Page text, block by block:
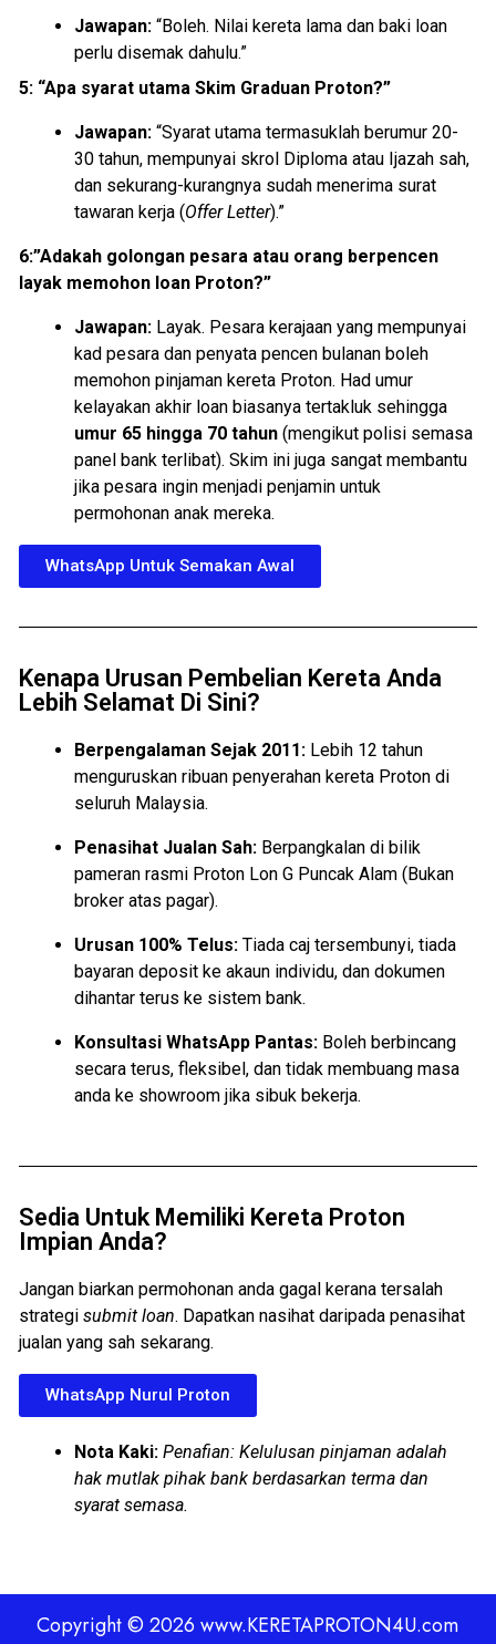
Jawapan:“Boleh. Nilai kereta lama dan baki loan
perlu disemak dahulu.”
5: “Apa syarat utama Skim Graduan Proton?”
Jawapan:“Syarat utama termasuklah berumur 20-
30 tahun, mempunyai skrol Diploma atau Ijazah sah,
dan sekurang-kurangnya sudah menerima surat
tawaran kerja (Offer Letter).”
6:”Adakah golongan pesara atau orang berpencen
layak memohon loan Proton?”
Jawapan:Layak. Pesara kerajaan yang mempunyai
kad pesara dan penyata pencen bulanan boleh
memohon pinjaman kereta Proton. Had umur
kelayakan akhir loan biasanya tertakluk sehingga
umur 65 hingga 70 tahun(mengikut polisi semasa
panel bank terlibat). Skim ini juga sangat membantu
jika pesara ingin menjadi penjamin untuk
permohonan anak mereka.
WhatsApp Untuk Semakan Awal
Kenapa Urusan Pembelian Kereta Anda
Lebih Selamat Di Sini?
Berpengalaman Sejak 2011:Lebih 12 tahun
menguruskan ribuan penyerahan kereta Proton di
seluruh Malaysia.
Penasihat Jualan Sah:Berpangkalan di bilik
pameran rasmi Proton Lon G Puncak Alam (Bukan
broker atas pagar).
Urusan 100% Telus:Tiada caj tersembunyi, tiada
bayaran deposit ke akaun individu, dan dokumen
dihantar terus ke sistem bank.
Konsultasi WhatsApp Pantas:Boleh berbincang
secara terus, fleksibel, dan tidak membuang masa
anda ke showroom jika sibuk bekerja.
Sedia Untuk Memiliki Kereta Proton
Impian Anda?
Jangan biarkan permohonan anda gagal kerana tersalah
strategi submit loan. Dapatkan nasihat daripada penasihat
jualan yang sah sekarang.
WhatsApp Nurul Proton
Nota Kaki: Penafian: Kelulusan pinjaman adalah
hak mutlak pihak bank berdasarkan terma dan
syarat semasa.
Copyright © 2026 www.KERETAPROTON4U.com